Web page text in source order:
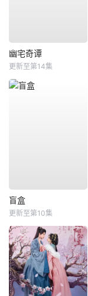
幽宅奇谭
更新至第14集
盲盒
更新至第10集